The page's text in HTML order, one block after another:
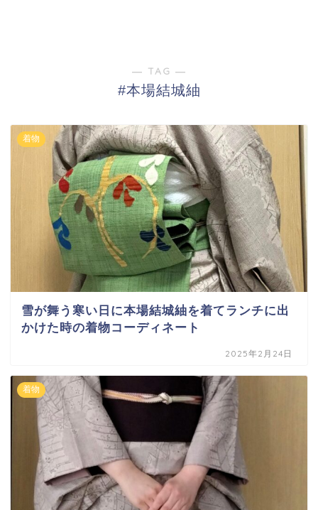
― TAG ―
#本場結城紬
着物
雪が舞う寒い日に本場結城紬を着てランチに出
かけた時の着物コーディネート
2025年2月24日
着物